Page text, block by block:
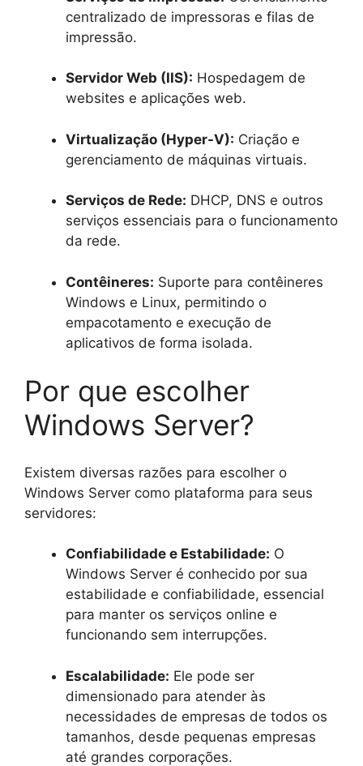
centralizado de impressoras e filas de
impressão.
Servidor Web (IIS): Hospedagem de
websites e aplicações web.
Virtualização (Hyper-V): Criação e
gerenciamento de máquinas virtuais.
Serviços de Rede: DHCP, DNS e outros
serviços essenciais para o funcionamento
da rede.
Contêineres: Suporte para contêineres
Windows e Linux, permitindo o
empacotamento e execução de
aplicativos de forma isolada.
Por que escolher
Windows Server?
Existem diversas razões para escolher o
Windows Server como plataforma para seus
servidores:
Confiabilidade e Estabilidade: O
Windows Server é conhecido por sua
estabilidade e confiabilidade, essencial
para manter os serviços online e
funcionando sem interrupções.
Escalabilidade: Ele pode ser
dimensionado para atender às
necessidades de empresas de todos os
tamanhos, desde pequenas empresas
até grandes corporações.